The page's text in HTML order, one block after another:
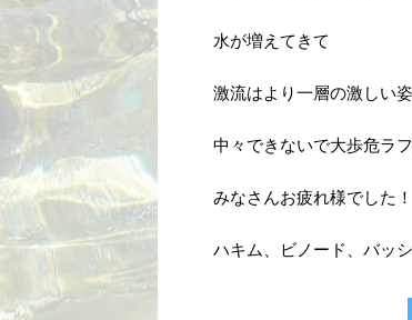
水が増えてきて
激流はより一層の激しい
中々できないで大歩危ラ
みなさんお疲れ様でした！
ハキム、ビノード、バッ